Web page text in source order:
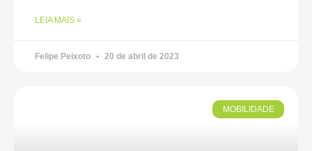
LEIA MAIS »
Felipe Peixoto 20 de abril de 2023
MOBILIDADE